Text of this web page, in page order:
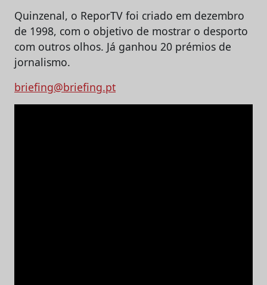
Quinzenal, o ReporTV foi criado em dezembro
de 1998, com o objetivo de mostrar o desporto
com outros olhos. Já ganhou 20 prémios de
jornalismo.
briefing@briefing.pt